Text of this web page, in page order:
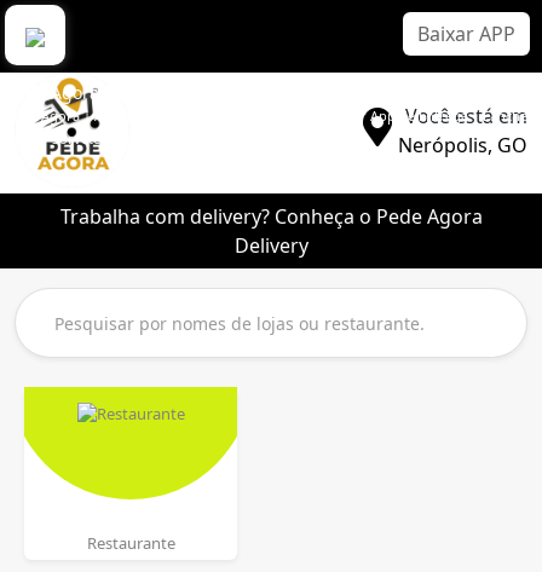
Pede Agora Delivery
Pede Agora | Aplicativo Delivery Sem Comissão | Melhor App de Entrega | Lanche |
Pizza | Sorvete | Bebidas
Baixar APP
Você está em
Nerópolis, GO
Trabalha com delivery? Conheça o Pede Agora
Delivery
Restaurante